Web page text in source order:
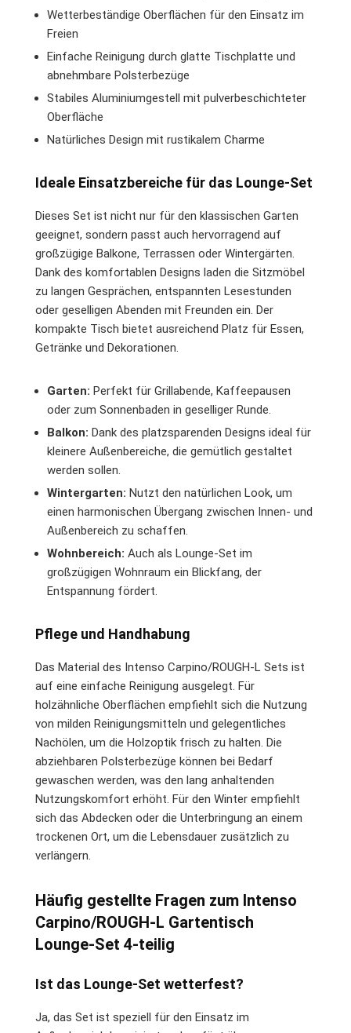
Wetterbeständige Oberflächen für den Einsatz im
Freien
Einfache Reinigung durch glatte Tischplatte und
abnehmbare Polsterbezüge
Stabiles Aluminiumgestell mit pulverbeschichteter
Oberfläche
Natürliches Design mit rustikalem Charme
Ideale Einsatzbereiche für das Lounge-Set
Dieses Set ist nicht nur für den klassischen Garten
geeignet, sondern passt auch hervorragend auf
großzügige Balkone, Terrassen oder Wintergärten.
Dank des komfortablen Designs laden die Sitzmöbel
zu langen Gesprächen, entspannten Lesestunden
oder geselligen Abenden mit Freunden ein. Der
kompakte Tisch bietet ausreichend Platz für Essen,
Getränke und Dekorationen.
Garten: Perfekt für Grillabende, Kaffeepausen
oder zum Sonnenbaden in geselliger Runde.
Balkon: Dank des platzsparenden Designs ideal für
kleinere Außenbereiche, die gemütlich gestaltet
werden sollen.
Wintergarten: Nutzt den natürlichen Look, um
einen harmonischen Übergang zwischen Innen- und
Außenbereich zu schaffen.
Wohnbereich: Auch als Lounge-Set im
großzügigen Wohnraum ein Blickfang, der
Entspannung fördert.
Pflege und Handhabung
Das Material des Intenso Carpino/ROUGH-L Sets ist
auf eine einfache Reinigung ausgelegt. Für
holzähnliche Oberflächen empfiehlt sich die Nutzung
von milden Reinigungsmitteln und gelegentliches
Nachölen, um die Holzoptik frisch zu halten. Die
abziehbaren Polsterbezüge können bei Bedarf
gewaschen werden, was den lang anhaltenden
Nutzungskomfort erhöht. Für den Winter empfiehlt
sich das Abdecken oder die Unterbringung an einem
trockenen Ort, um die Lebensdauer zusätzlich zu
verlängern.
Häufig gestellte Fragen zum Intenso
Carpino/ROUGH-L Gartentisch
Lounge-Set 4-teilig
Ist das Lounge-Set wetterfest?
Ja, das Set ist speziell für den Einsatz im